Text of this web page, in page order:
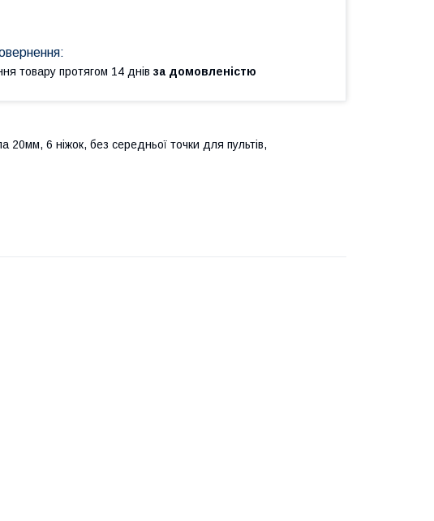
товару протягом 14 днів за домовленістю
6 ніжок, без середньої точки для пультів,